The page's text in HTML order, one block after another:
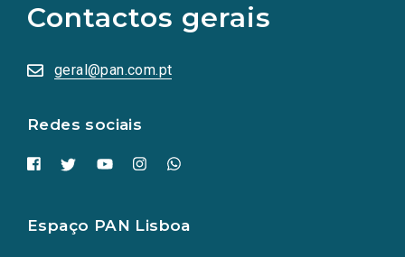
Contactos gerais
geral@pan.com.pt
Redes sociais
redes
sociais
numa
nova
Espaço PAN Lisboa